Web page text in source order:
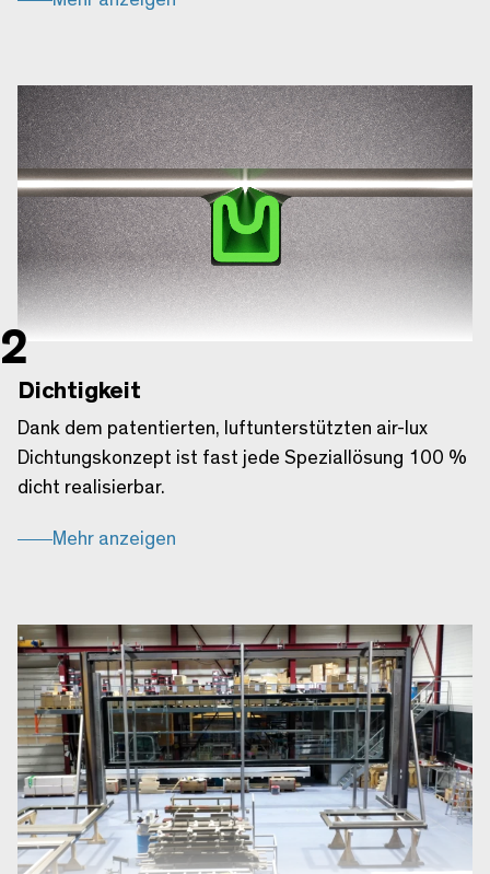
Dichtigkeit
Dank dem patentierten, luftunterstützten air-lux
Dichtungskonzept ist fast jede Speziallösung 100 %
dicht realisierbar.
Mehr anzeigen